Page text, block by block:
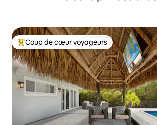
Coup de cœur voyageurs parmi les plus
Coup de cœur voyageurs